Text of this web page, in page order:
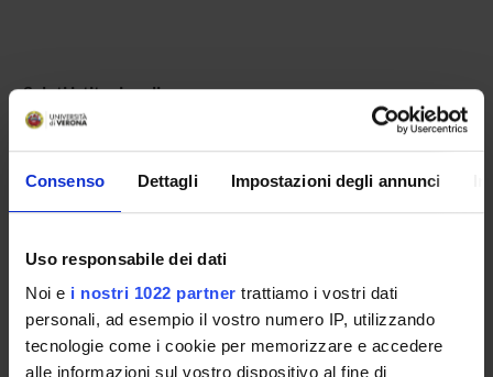
Consenso Dettagli Impostazioni degli annunci
Uso responsabile dei dati
Noi e i nostri 1022 partner trattiamo i vostri dati
personali, ad esempio il vostro numero IP, utilizzando
tecnologie come i cookie per memorizzare e accedere
alle informazioni sul vostro dispositivo al fine di
Saluti istituzionali
Introduce:
Prof.ssa Valentina Baroncini, Associata di Diritto
processuale civile nell’Università di Verona e Incaricata
Intervengono
Prof. Renato Camurri, Ordinario di Storia contemporanea
nell’Università di Verona:La “lunga” transizione italiana e
la nascita della Repubblica